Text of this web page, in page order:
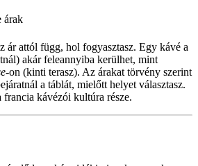
árak
ár attól függ, hol fogyasztasz. Egy kávé a
akár feleannyiba kerülhet, mint
-on (kinti terasz). Az árakat törvény szerint
a táblát, mielőtt helyet választasz.
francia kávézói kultúra része.